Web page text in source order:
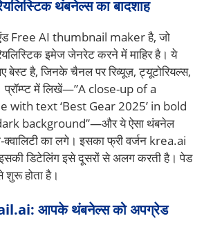
थंबनेल्स का बादशाह
Free AI thumbnail maker है, जो
इमेज जेनरेट करने में माहिर है। ये
बेस्ट है, जिनके चैनल पर रिव्यूज़, ट्यूटोरियल्स,
में लिखें—”A close-up of a
with text ‘Best Gear 2025’ in bold
background”—और ये ऐसा थंबनेल
क्वालिटी का लगे। इसका फ्री वर्जन krea.ai
डिटेलिंग इसे दूसरों से अलग करती है। पेड
शुरू होता है।
आपके थंबनेल्स को अपग्रेड